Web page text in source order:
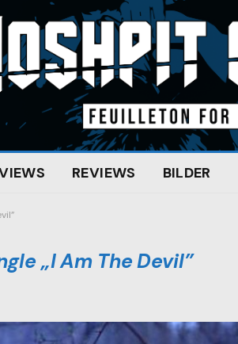
REVIEWS BILDER
„I Am The Devil”